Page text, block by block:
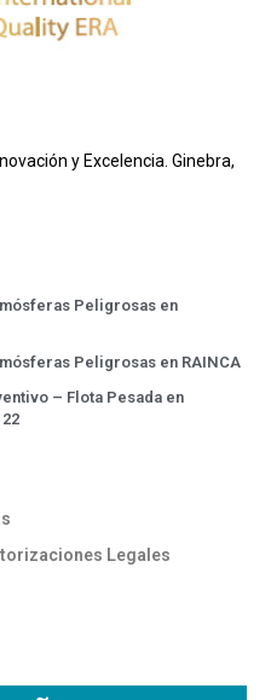
y Excelencia. Ginebra,
Peligrosas en
Peligrosas en RAINCA
– Flota Pesada en
22
Legales